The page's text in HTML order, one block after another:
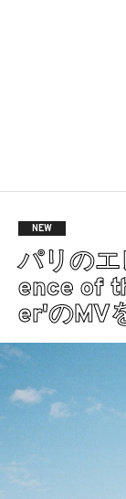
NEW
パリの
ence of
er'のMV